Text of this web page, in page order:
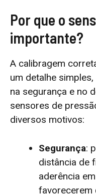
Por que o
importante?
A calibragem
um detalhe
na segurança e no
sensores de
diversos motivos:
Segurança:
distância de
aderência
favorecerem